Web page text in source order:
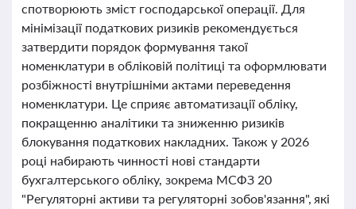
спотворюють зміст господарської операції. Для
мінімізації податкових ризиків рекомендується
затвердити порядок формування такої
номенклатури в обліковій політиці та оформлювати
розбіжності внутрішніми актами переведення
номенклатури. Це сприяє автоматизації обліку,
покращенню аналітики та зниженню ризиків
блокування податкових накладних. Також у 2026
році набирають чинності нові стандарти
бухгалтерського обліку, зокрема МСФЗ 20
"Регуляторні активи та регуляторні зобов'язання", які